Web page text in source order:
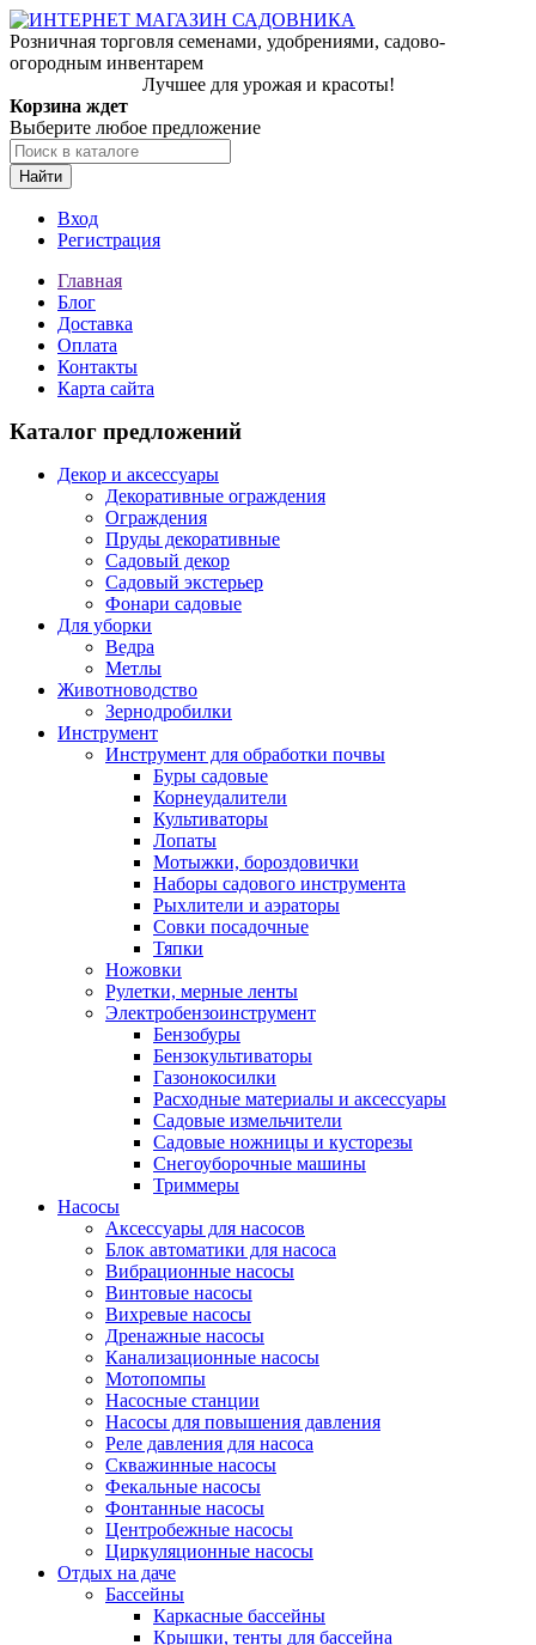
Розничная торговля семенами, удобрениями, садово-
огородным инвентарем
Лучшее для урожая и красоты!
Корзина ждет
Выберите любое предложение
Найти
Вход
Регистрация
Главная
Блог
Доставка
Оплата
Контакты
Карта сайта
Каталог предложений
Декор и аксессуары
Декоративные ограждения
Ограждения
Пруды декоративные
Садовый декор
Садовый экстерьер
Фонари садовые
Для уборки
Ведра
Метлы
Животноводство
Зернодробилки
Инструмент
Инструмент для обработки почвы
Буры садовые
Корнеудалители
Культиваторы
Лопаты
Мотыжки, бороздовички
Наборы садового инструмента
Рыхлители и аэраторы
Совки посадочные
Тяпки
Ножовки
Рулетки, мерные ленты
Электробензоинструмент
Бензобуры
Бензокультиваторы
Газонокосилки
Расходные материалы и аксессуары
Садовые измельчители
Садовые ножницы и кусторезы
Снегоуборочные машины
Триммеры
Насосы
Аксессуары для насосов
Блок автоматики для насоса
Вибрационные насосы
Винтовые насосы
Вихревые насосы
Дренажные насосы
Канализационные насосы
Мотопомпы
Насосные станции
Насосы для повышения давления
Реле давления для насоса
Скважинные насосы
Фекальные насосы
Фонтанные насосы
Центробежные насосы
Циркуляционные насосы
Отдых на даче
Бассейны
Каркасные бассейны
Крышки, тенты для бассейна